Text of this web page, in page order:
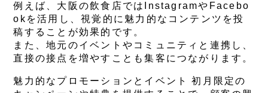
例えば、大阪の飲食店ではInstagramやFacebo
okを活用し、視覚的に魅力的なコンテンツを投
稿することが効果的です。
また、地元のイベントやコミュニティと連携し、
直接の接点を増やすことも集客につながります。
魅力的なプロモーションとイベント 初月限定の